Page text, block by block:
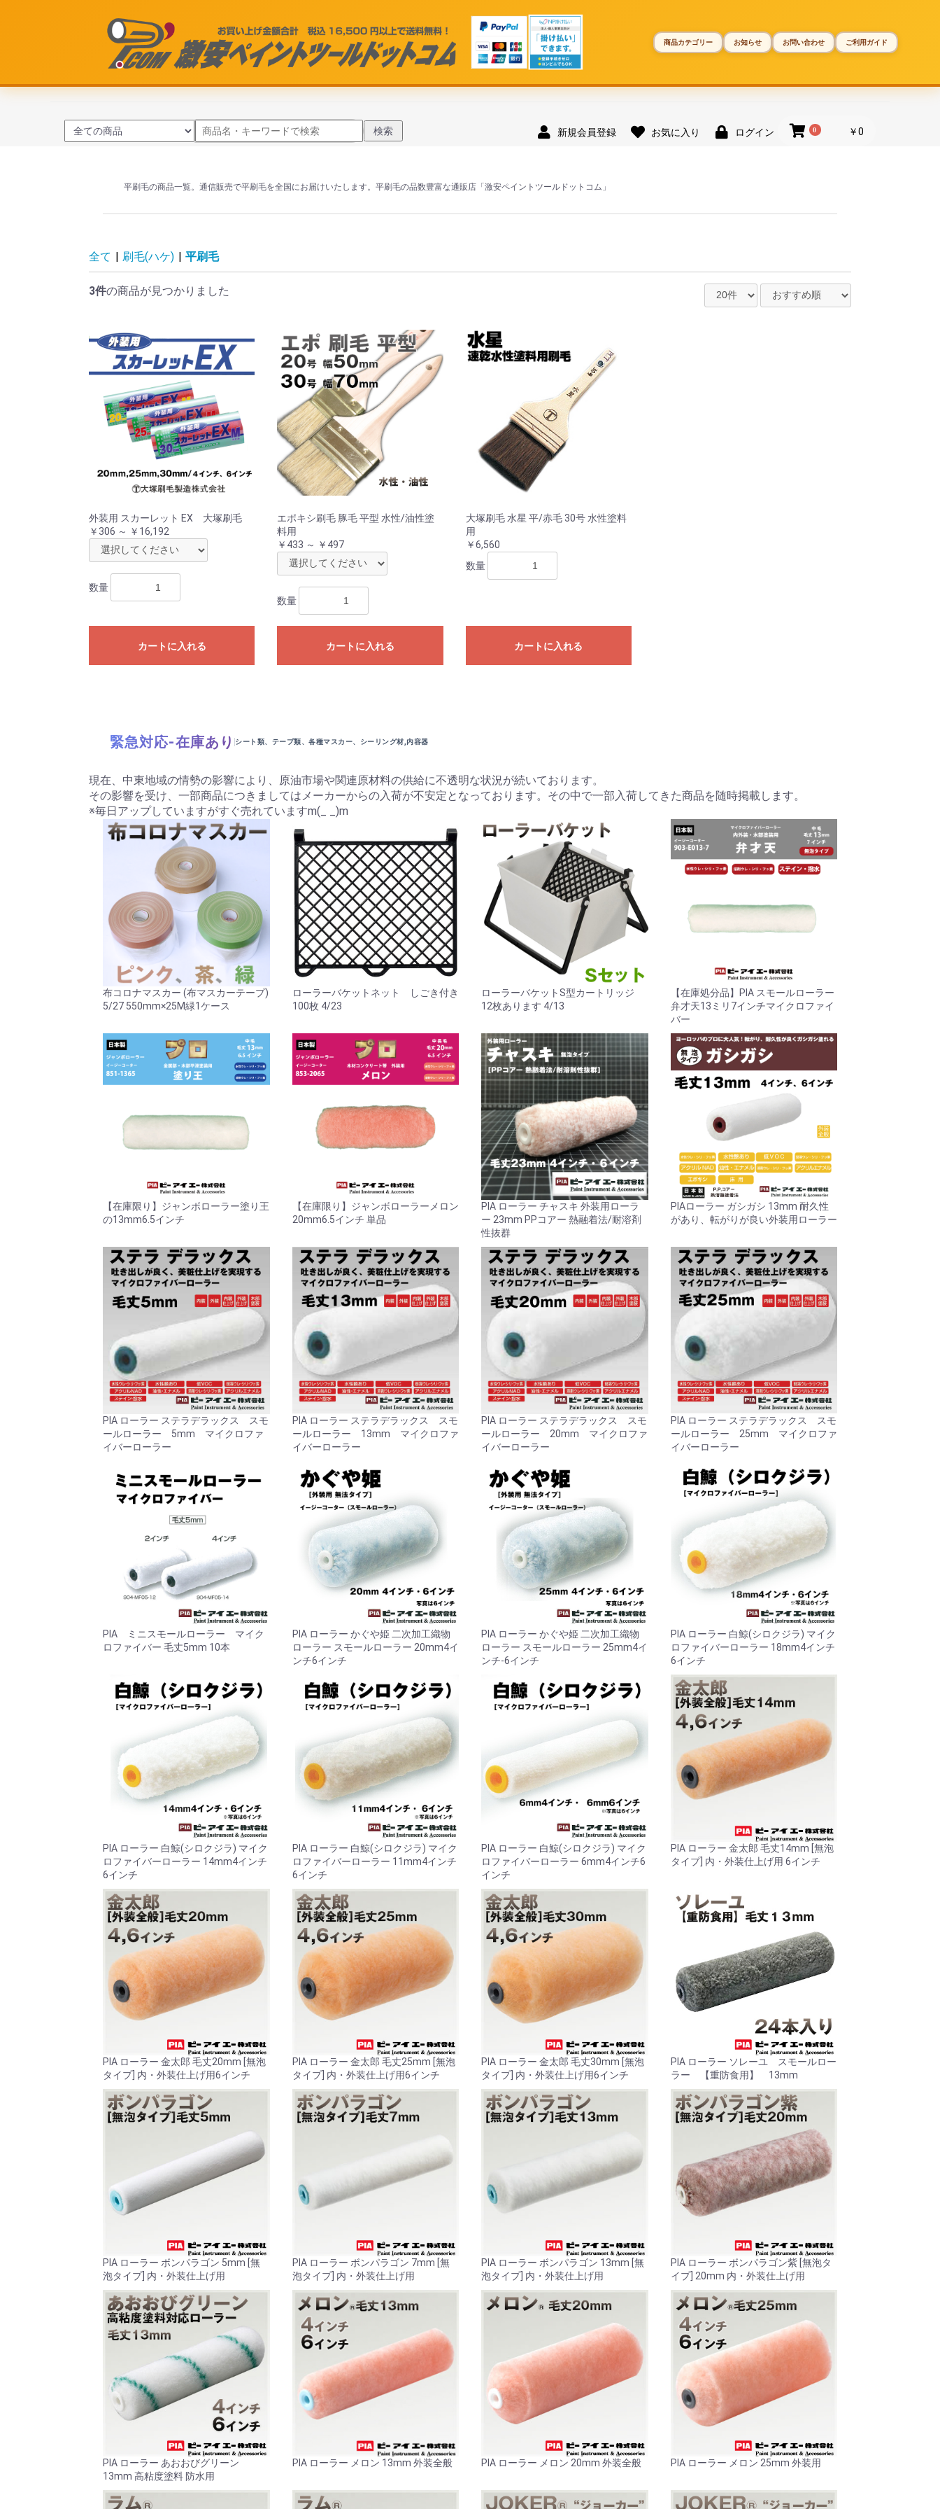
商品カテゴリー お知らせ お問い合わせ ご利用ガイド
検索 新規会員登録 お気に入り ログイン 0 ￥0
平刷毛の商品一覧。通信販売で平刷毛を全国にお届けいたします。平刷毛の品数豊富な通販店「激安ペイントツールドットコム」
全て | 刷毛(ハケ) | 平刷毛
3件の商品が見つかりました
外装用 スカーレット EX 大塚刷毛
￥306 ～ ￥16,192
数量
カートに入れる
エポキシ刷毛 豚毛 平型 水性/油性塗
料用
￥433 ～ ￥497
数量
カートに入れる
大塚刷毛 水星 平/赤毛 30号 水性塗料
用
￥6,560
数量
カートに入れる
カートへ進む
緊急対応-在庫あり シート類、テープ類、各種マスカー、シーリング材,内容器
現在、中東地域の情勢の影響により、原油市場や関連原材料の供給に不透明な状況が続いております。
その影響を受け、一部商品につきましてはメーカーからの入荷が不安定となっております。その中で一部入荷してきた商品を随時掲載します。
※毎日アップしていますがすぐ売れていますm(_ _)m
布コロナマスカー (布マスカーテープ)
5/27 550mm×25M緑1ケース
ローラーバケットネット しごき付き
100枚 4/23
ローラーバケットS型カートリッジ
12枚あります 4/13
【在庫処分品】PIA スモールローラー
弁才天13ミリ7インチマイクロファイ
バー
【在庫限り】ジャンボローラー塗り王
の13mm6.5インチ
【在庫限り】ジャンボローラーメロン
20mm6.5インチ 単品
PIA ローラー チャスキ 外装用ローラ
ー 23mm PPコアー 熱融着法/耐溶剤
性抜群
PIAローラー ガシガシ 13mm 耐久性
があり、転がりが良い外装用ローラー
PIA ローラー ステラデラックス スモ
ールローラー 5mm マイクロファ
イバーローラー
PIA ローラー ステラデラックス スモ
ールローラー 13mm マイクロファ
イバーローラー
PIA ローラー ステラデラックス スモ
ールローラー 20mm マイクロファ
イバーローラー
PIA ローラー ステラデラックス スモ
ールローラー 25mm マイクロファ
イバーローラー
PIA ミニスモールローラー マイク
ロファイバー 毛丈5mm 10本
PIA ローラー かぐや姫 二次加工織物
ローラー スモールローラー 20mm4イ
ンチ6インチ
PIA ローラー かぐや姫 二次加工織物
ローラー スモールローラー 25mm4イ
ンチ-6インチ
PIA ローラー 白鯨(シロクジラ) マイク
ロファイバーローラー 18mm4インチ
6インチ
PIA ローラー 白鯨(シロクジラ) マイク
ロファイバーローラー 14mm4インチ
6インチ
PIA ローラー 白鯨(シロクジラ) マイク
ロファイバーローラー 11mm4インチ
6インチ
PIA ローラー 白鯨(シロクジラ) マイク
ロファイバーローラー 6mm4インチ6
インチ
PIA ローラー 金太郎 毛丈14mm [無泡
タイプ] 内・外装仕上げ用 6インチ
PIA ローラー 金太郎 毛丈20mm [無泡
タイプ] 内・外装仕上げ用6インチ
PIA ローラー 金太郎 毛丈25mm [無泡
タイプ] 内・外装仕上げ用6インチ
PIA ローラー 金太郎 毛丈30mm [無泡
タイプ] 内・外装仕上げ用6インチ
PIA ローラー ソレーユ スモールロー
ラー 【重防食用】 13mm
PIA ローラー ボンパラゴン 5mm [無
泡タイプ] 内・外装仕上げ用
PIA ローラー ボンパラゴン 7mm [無
泡タイプ] 内・外装仕上げ用
PIA ローラー ボンパラゴン 13mm [無
泡タイプ] 内・外装仕上げ用
PIA ローラー ボンパラゴン紫 [無泡タ
イプ] 20mm 内・外装仕上げ用
PIA ローラー あおおびグリーン
13mm 高粘度塗料 防水用
PIA ローラー メロン 13mm 外装全般 PIA ローラー メロン 20mm 外装全般 PIA ローラー メロン 25mm 外装用